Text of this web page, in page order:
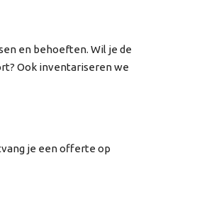
en behoeften. Wil je de
Ook inventariseren we
je een offerte op